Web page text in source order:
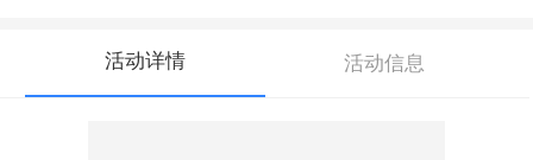
活动详情 活动信息